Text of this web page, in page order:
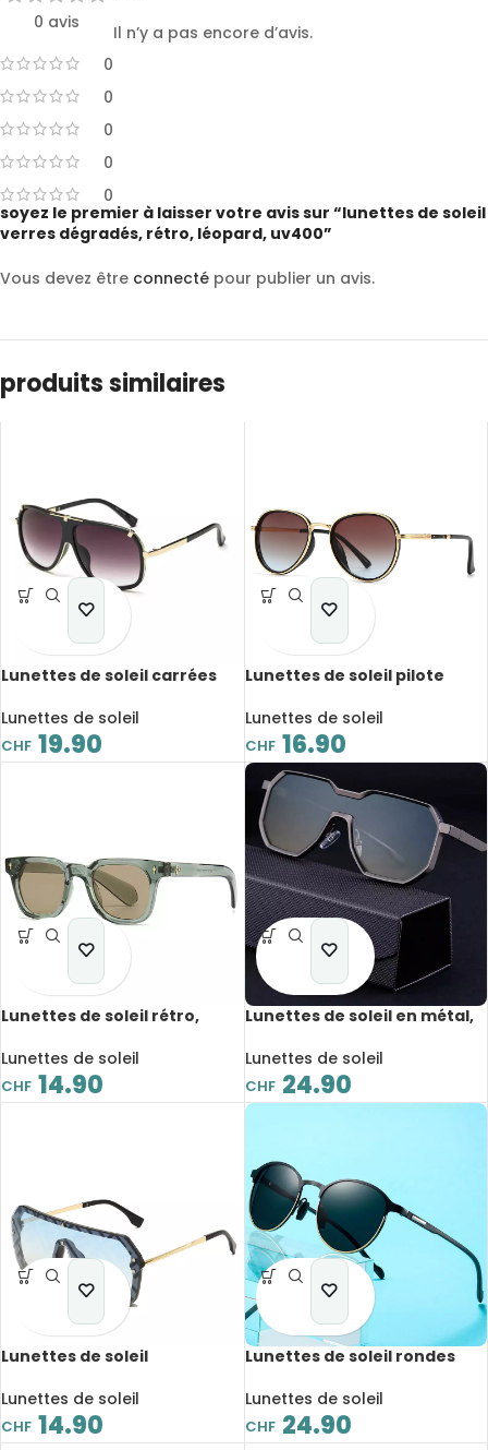
0 avis
0
0
0
0
0
Il n’y a pas encore d’avis.
soyez le premier à laisser votre avis sur “lunettes de soleil
verres dégradés, rétro, léopard, uv400”
Vous devez être connecté pour publier un avis.
produits similaires
Lunettes de soleil carrées
dégradés, UV400
Lunettes de soleil
CHF 19.90
Lunettes de soleil pilote
dégradées, UV400
Lunettes de soleil
CHF 16.90
Lunettes de soleil rétro,
UV400
Lunettes de soleil
CHF 14.90
Lunettes de soleil en métal,
avec protection UV400
Lunettes de soleil
CHF 24.90
Lunettes de soleil
tendance, UV400
Lunettes de soleil
CHF 14.90
Lunettes de soleil rondes
UV400, avec boite de
rangement
Lunettes de soleil
CHF 24.90